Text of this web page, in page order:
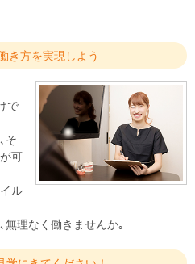
き方を実現しよう
で
そ
可
ル
無理なく働きませんか｡